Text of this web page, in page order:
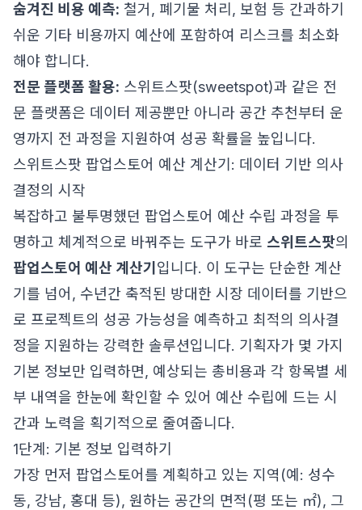
숨겨진 비용 예측: 철거, 폐기물 처리, 보험 등 간과하기
쉬운 기타 비용까지 예산에 포함하여 리스크를 최소화
해야 합니다.
전문 플랫폼 활용: 스위트스팟(sweetspot)과 같은 전
문 플랫폼은 데이터 제공뿐만 아니라 공간 추천부터 운
영까지 전 과정을 지원하여 성공 확률을 높입니다.
스위트스팟 팝업스토어 예산 계산기: 데이터 기반 의사
결정의 시작
복잡하고 불투명했던 팝업스토어 예산 수립 과정을 투
명하고 체계적으로 바꿔주는 도구가 바로 스위트스팟의
팝업스토어 예산 계산기 입니다. 이 도구는 단순한 계산
기를 넘어, 수년간 축적된 방대한 시장 데이터를 기반으
로 프로젝트의 성공 가능성을 예측하고 최적의 의사결
정을 지원하는 강력한 솔루션입니다. 기획자가 몇 가지
기본 정보만 입력하면, 예상되는 총비용과 각 항목별 세
부 내역을 한눈에 확인할 수 있어 예산 수립에 드는 시
간과 노력을 획기적으로 줄여줍니다.
1단계: 기본 정보 입력하기
가장 먼저 팝업스토어를 계획하고 있는 지역(예: 성수
동, 강남, 홍대 등), 원하는 공간의 면적(평 또는 ㎡), 그